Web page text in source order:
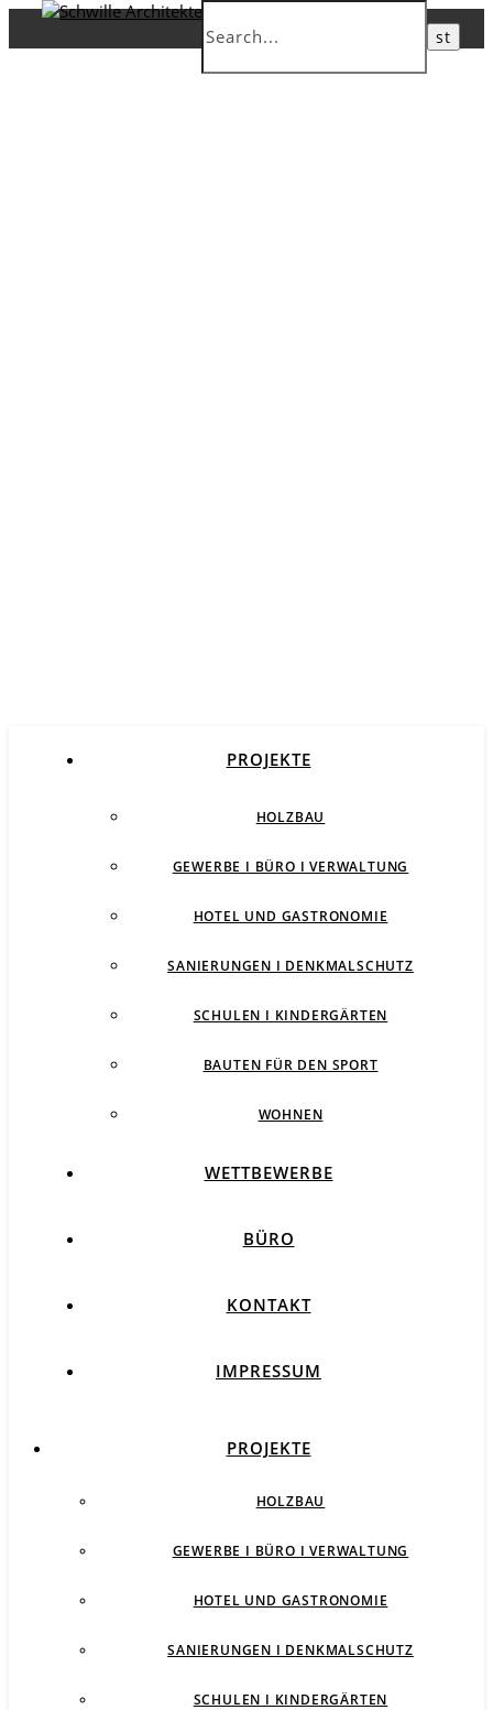
PROJEKTE
HOLZBAU
GEWERBE I BÜRO I VERWALTUNG
HOTEL UND GASTRONOMIE
SANIERUNGEN I DENKMALSCHUTZ
SCHULEN I KINDERGÄRTEN
BAUTEN FÜR DEN SPORT
WOHNEN
WETTBEWERBE
BÜRO
KONTAKT
IMPRESSUM
PROJEKTE
HOLZBAU
GEWERBE I BÜRO I VERWALTUNG
HOTEL UND GASTRONOMIE
SANIERUNGEN I DENKMALSCHUTZ
SCHULEN I KINDERGÄRTEN